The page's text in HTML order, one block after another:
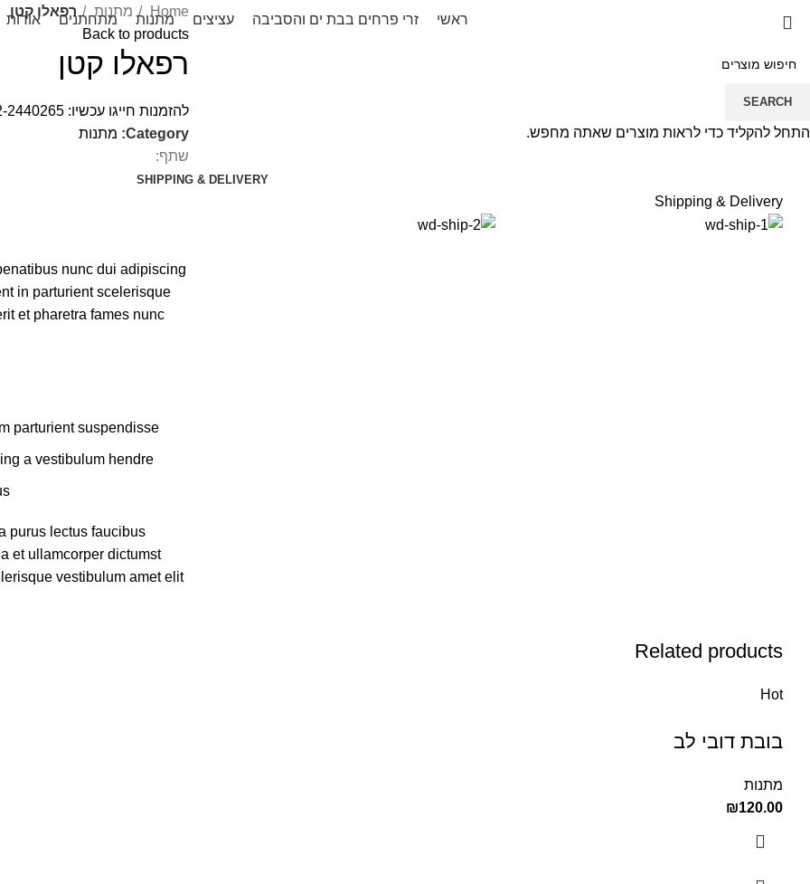
ראשי זרי פרחים בבת ים והסביבה עציצים מתנות מתחתנים אודות Home מתנות
רפאלו קטן
Back to products
רפאלו קטן
להזמנות חייגו עכשיו: 2440265
Category: מתנות
שתף:
SHIPPING & DELIVERY
Shipping & Delivery
nunc dui adipiscing
in parturient scelerisque
et pharetra fames nunc
parturient suspendisse.
a vestibulum hendre.
purus lectus faucibus
et ullamcorper dictumst
vestibulum amet elit
Related products
Hot
בובת דובי לב
מתנות
₪120.00
SEARCH
התחל להקליד כדי לראות מוצרים שאתה מחפש.